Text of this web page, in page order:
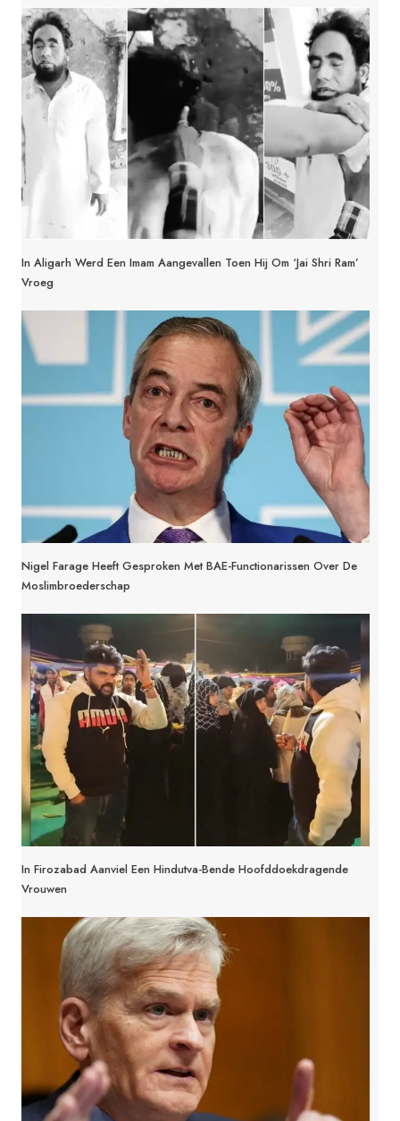
In Aligarh Werd Een Imam Aangevallen Toen Hij Om ‘Jai Shri Ram’
Vroeg
Nigel Farage Heeft Gesproken Met BAE-Functionarissen Over De
Moslimbroederschap
In Firozabad Aanviel Een Hindutva-Bende Hoofddoekdragende
Vrouwen